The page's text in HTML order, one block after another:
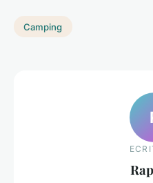
Camping